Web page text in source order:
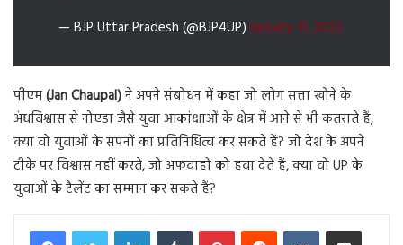
— BJP Uttar Pradesh (@BJP4UP) January 31, 2022
पीएम(Jan Chaupal)ने अपने संबोधन में कहा जो लोग सत्ता खोने के
अंधविश्वास से नोएडा जैसे युवा आकांक्षाओं के क्षेत्र में आने से भी कतराते हैं,
क्या वो युवाओं के सपनों का प्रतिनिधित्व कर सकते हैं? जो देश के अपने
टीके पर विश्वास नहीं करते, जो अफवाहों को हवा देते हैं, क्या वो UP के
युवाओं के टैलेंट का सम्मान कर सकते हैं?
LinkedInTumblr PinterestReddit VKontakteShare via Email